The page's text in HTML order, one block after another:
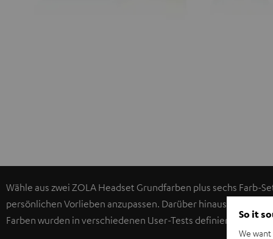
Wähle aus zwei ZOLA Headset Grundfarben plus sechs Farb-
persönlichen Vorlieben anzupassen. Darüber hinaus kannst
Farben wurden in verschiedenen User-Tests definiert und
So it
We